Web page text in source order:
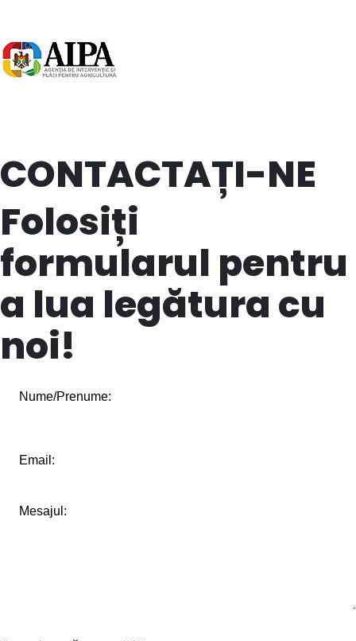
CONTACTAȚI-NE
Folosiți
formularul pentru
a lua legătura cu
noi!